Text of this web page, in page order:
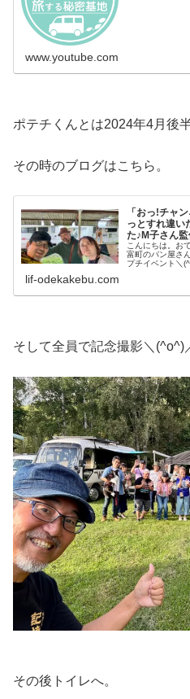
www.youtube.com
ポテチくんとは2024年4月後
その時のブログはこちら。
「おっ!チャ
っとすれ違い
た♪M子さん
こんにちは。お
富町のパン屋さ
プチイベント＼
lif-odekakebu.com
そして全員で記念撮影＼(^o^)
その後トイレへ。